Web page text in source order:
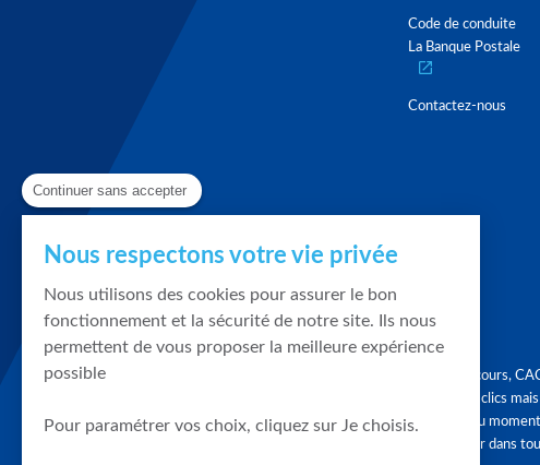
Code de conduite
La Banque Postale
Contactez-nous
Graphique, cours,
en quelques clics
tendances du
accompagner dans
Continuer sans accepter
Nous respectons votre vie privée
Nous utilisons des cookies pour assurer le bon
fonctionnement et la sécurité de notre site. Ils nous
permettent de vous proposer la meilleure expérience
possible
Pour paramétrer vos choix, cliquez sur Je choisis.